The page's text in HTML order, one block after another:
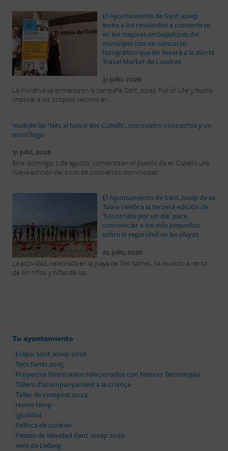
El Ayuntamiento de Sant Josep
invita a los residentes a convertirse
en los mejores embajadores del
municipio con un concurso
fotográfico que les llevará a la World
Travel Market de Londres
31 julio, 2026
La iniciativa se enmarca en la campaña ‘Sant Josep Full of Life’ y busca
implicar a los propios vecinos en…
Vuelven las ‘Nits al tancó des Cubells’, con cuatro conciertos y un
monólogo
31 julio, 2026
Este domingo, 2 de agosto, comienza en el pueblo de es Cubells una
nueva edición del ciclo de conciertos dominicales…
El Ayuntamiento de Sant Josep de sa
Talaia celebra la tercera edición de
‘Socorrista por un día’ para
concienciar a los más pequeños
sobre la seguridad en las playas
29 julio, 2026
La actividad, celebrada en la playa de Ses Salines, ha reunido a cerca
de 60 niños y niñas de las…
Tu ayuntamiento
· Eclipsi Sant Josep 2026
· Tots Sants 2025
· Proyectos financiados relacionados con Nuevas Tecnologías
· Tallers d’acompanyament a la criança
· Taller de compost 2024
· Home temp
· Igualdad
· Política de cookies
· Fiestas de Navidad Sant Josep 2020
· Vent de Llebeig